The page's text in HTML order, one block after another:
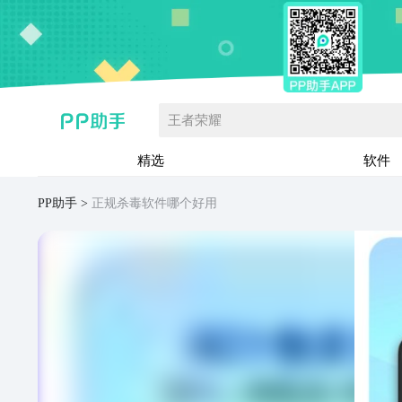
王者荣耀
精选 软件
PP助手 正规杀毒软件哪个好用